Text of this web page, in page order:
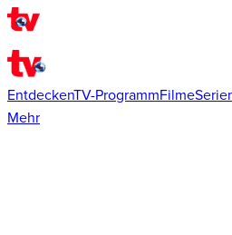
EntdeckenTV-ProgrammFilme
Mehr